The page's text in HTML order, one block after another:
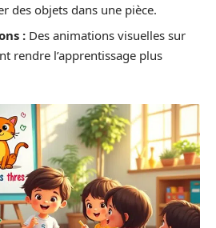
des objets dans une pièce.
: Des animations visuelles sur
rendre l’apprentissage plus